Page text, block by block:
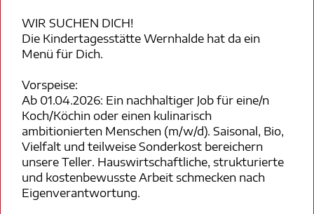
WIR SUCHEN DICH!
Die Kindertagesstätte Wernhalde hat da ein
Menü für Dich.
Vorspeise:
Ab 01.04.2026: Ein nachhaltiger Job für eine/n
Koch/Köchin oder einen kulinarisch
ambitionierten Menschen (m/w/d). Saisonal, Bio,
Vielfalt und teilweise Sonderkost bereichern
unsere Teller. Hauswirtschaftliche, strukturierte
und kostenbewusste Arbeit schmecken nach
Eigenverantwortung.